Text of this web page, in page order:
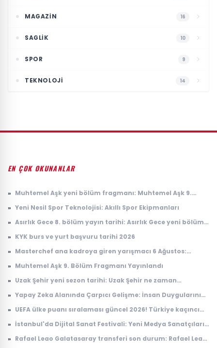
MAGAZIN 16
SAGLIK 10
SPOR 9
TEKNOLOJI 14
EN ÇOK OKUNANLAR
» Muhtemel Aşk yeni bölüm fragmanı: Muhtemel Aşk 9.
» Yeni Nesil Spor Teknolojisi: Akıllı Spor Ekipmanları
» Asırlık Gece 8. bölüm yayın tarihi: Asırlık Gece yeni bölüm
» KYK burs ve yurt başvuru tarihi 2026
» Masterchef ana kadroya giren yarışmacı 6 Ağustos:
» Muhtemel Aşk 9. Bölüm Fragmanı Yayınlandı
» Uzak Şehir yeni sezon tarihi: Uzak Şehir ne zaman
» Yapay Zeka Alanında Çarpıcı Gelişme: İnsan Duygularını
» UEFA ülke puanı sıralaması güncel 2026! Türkiye kaçıncı
» İstanbul'da Dijital Sanat Festivali: Yeni Medya Sanatçıları
» Rafael Leao Galatasaray transferi son durum: Rafael Leao